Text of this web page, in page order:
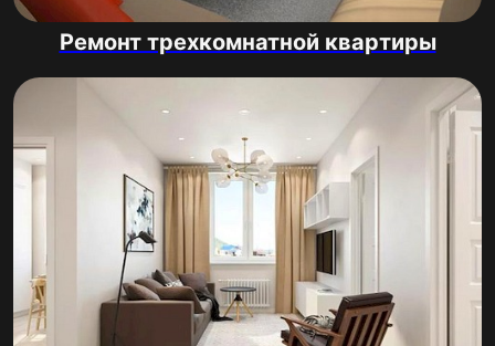
Ремонт трехкомнатной квартиры